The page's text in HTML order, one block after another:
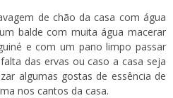
de chão da casa com água
balde com muita água macerar
e com um pano limpo passar
das ervas ou caso a casa seja
algumas gostas de essência de
nos cantos da casa.